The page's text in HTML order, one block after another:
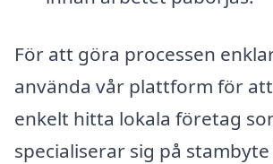
För att göra processen
använda vår plattform för
enkelt hitta lokala företag
specialiserar sig på